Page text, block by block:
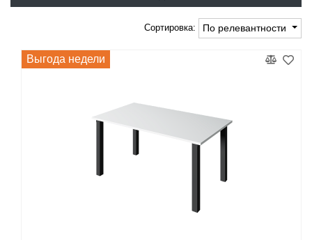
Сортировка: По релевантности
Выгода недели